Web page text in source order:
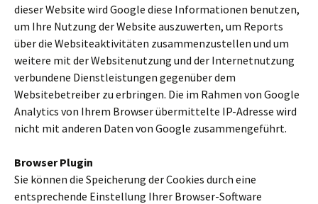
dieser Website wird Google diese Informationen benutzen,
um Ihre Nutzung der Website auszuwerten, um Reports
über die Websiteaktivitäten zusammenzustellen und um
weitere mit der Websitenutzung und der Internetnutzung
verbundene Dienstleistungen gegenüber dem
Websitebetreiber zu erbringen. Die im Rahmen von Google
Analytics von Ihrem Browser übermittelte IP-Adresse wird
nicht mit anderen Daten von Google zusammengeführt.
Browser Plugin
Sie können die Speicherung der Cookies durch eine
entsprechende Einstellung Ihrer Browser-Software